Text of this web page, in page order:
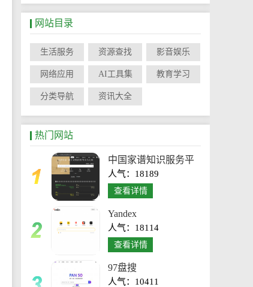
网站目录
生活服务 资源查找 影音娱乐
网络应用 AI工具集 教育学习
分类导航 资讯大全
热门网站
中国家谱知识服务平
台
人气：18189
查看详情
Yandex
人气：18114
查看详情
97盘搜
人气：10411